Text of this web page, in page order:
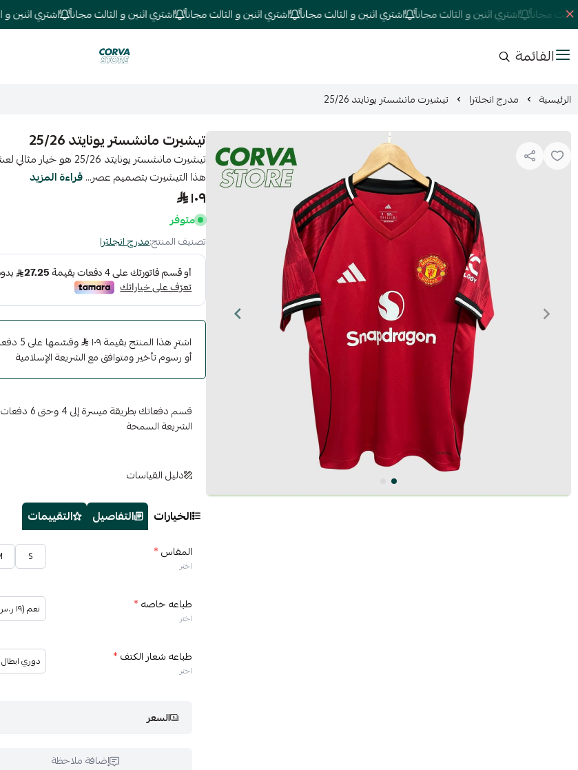
مجاناً اشتري اثنين و الثالث مجاناً اشتري اثنين و الثالث مجاناً اشتري اثنين و الثالث مجاناً اشتري اثنين و الثالث مجاناً اشتري اثنين و
القائمة كورفا ستور
الرئيسية مدرج انجلترا تيشيرت مانشستر يونايتد 25/26
تيشيرت مانشستر يونايتد 25/26
تيشيرت مانشستر يونايتد
هذا التيشيرت بتصميم عصر...قراءة المزيد
١٠٩
متوفر
تصنيف المنتج:مدرج انجلترا
اشترِ هذا المنتج بقيمة ١٠٩
أو رسوم تأخير ومتوافق مع الشريعة الإسلامية
قسم دفعاتك
الشريعة السمحة
دليل القياسات
الخيارات التفاصيل التقييمات
المقاس*
اختر
S
طباعه خاصه*
اختر
نعم (١٩ ر.س)
طباعه شعار الكتف*
اختر
دوري ابطال
السعر
إضافة ملاحظة